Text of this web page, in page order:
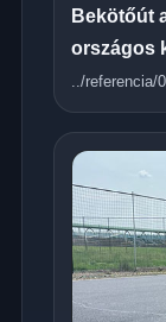
Bekötőút
országos
../referencia/